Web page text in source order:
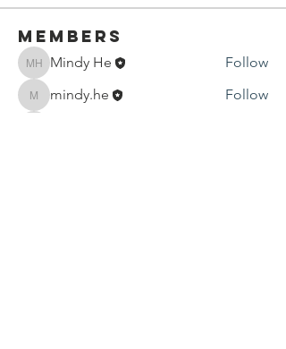
Members
Mindy He
Mindy He Follow
mindy.he
mindy.he
Follow